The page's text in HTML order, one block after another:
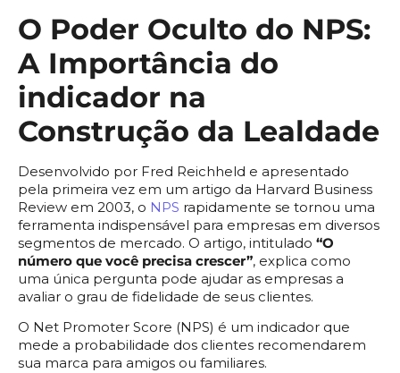
O Poder Oculto do NPS:
A Importância do
indicador na
Construção da Lealdade
Desenvolvido por Fred Reichheld e apresentado
pela primeira vez em um artigo da Harvard Business
Review em 2003, o NPS rapidamente se tornou uma
ferramenta indispensável para empresas em diversos
segmentos de mercado. O artigo, intitulado “O
número que você precisa crescer”, explica como
uma única pergunta pode ajudar as empresas a
avaliar o grau de fidelidade de seus clientes.
O Net Promoter Score (NPS) é um indicador que
mede a probabilidade dos clientes recomendarem
sua marca para amigos ou familiares.